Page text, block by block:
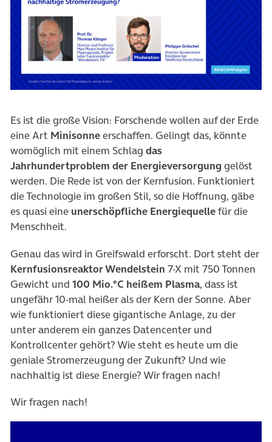
Es ist die große Vision: Forschende wollen auf der Erde
eine Art Minisonneerschaffen. Gelingt das, könnte
womöglich mit einem Schlag das
Jahrhundertproblem der Energieversorgung gelöst
werden. Die Rede ist von der Kernfusion. Funktioniert
die Technologie im großen Stil, so die Hoffnung, gäbe
es quasi eine unerschöpfliche Energiequellefür die
Menschheit.
Genau das wird in Greifswald erforscht. Dort steht der
Kernfusionsreaktor Wendelstein 7-X mit 750 Tonnen
Gewicht und 100 Mio.°C heißem Plasma, dass ist
ungefähr 10-mal heißer alsder Kern der Sonne. Aber
wie funktioniert diese gigantischeAnlage, zu der
unter anderem ein ganzes Datencenter und
Kontrollcenter gehört? Wie steht es heute um die
geniale Stromerzeugung der Zukunft? Und wie
nachhaltig ist diese Energie? Wir fragen nach!
Wir fragen nach!